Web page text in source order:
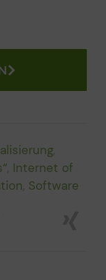
, Internet of
Software